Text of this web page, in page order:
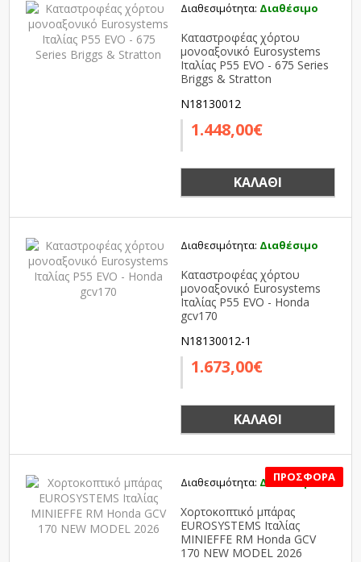
Διαθεσιμότητα: Διαθέσιμο
Καταστροφέας χόρτου
μονοαξονικό Eurosystems
Ιταλίας P55 EVO - 675 Series
Briggs & Stratton
N18130012
1.448,00€
ΚΑΛΆΘΙ
Διαθεσιμότητα: Διαθέσιμο
Καταστροφέας χόρτου
μονοαξονικό Eurosystems
Ιταλίας P55 EVO - Honda
gcv170
N18130012-1
1.673,00€
ΚΑΛΆΘΙ
Διαθεσιμότητα: Διαθέσιμο
Χορτοκοπτικό μπάρας
EUROSYSTEMS Ιταλίας
MINIEFFE RM Honda GCV
170 NEW MODEL 2026